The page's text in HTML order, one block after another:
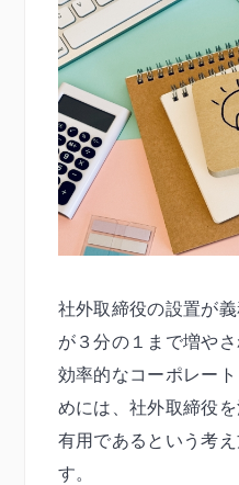
社外取締役の設置が
が３分の１まで増や
効率的なコーポレー
めには、社外取締役
有用であるという考
す。